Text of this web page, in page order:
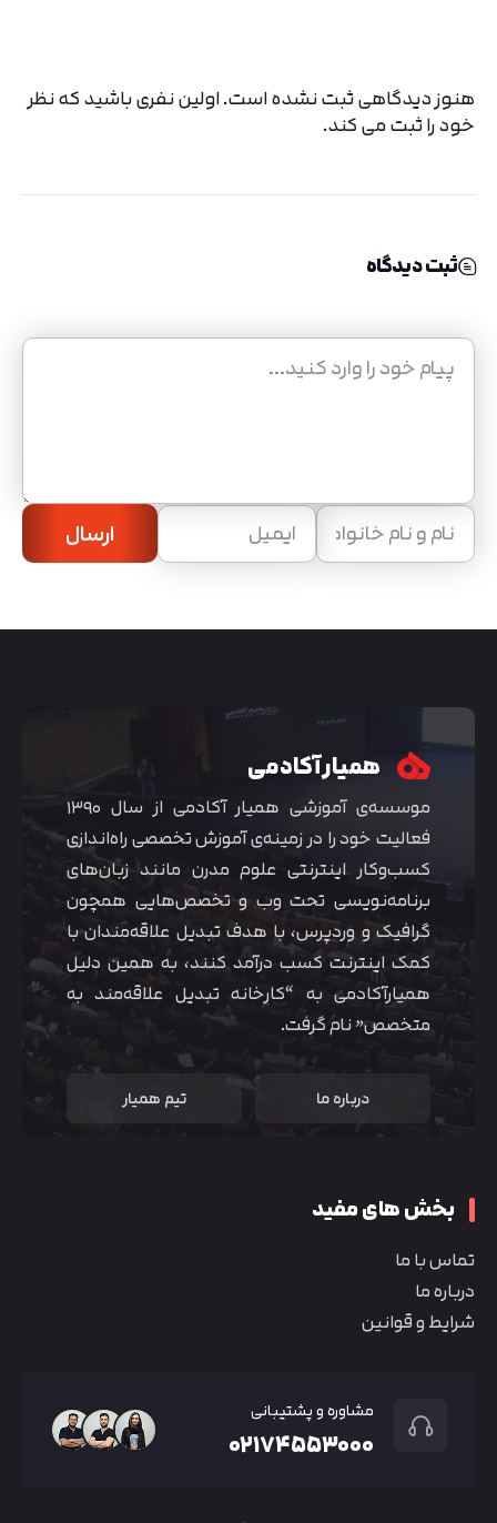
هنوز دیدگاهی ثبت نشده است. اولین نفری باشید که نظر
خود را ثبت می کند.
ثبت دیدگاه
ارسال
همیار آکادمی
موسسه‌ی آموزشی همیار آکادمی از سال ۱۳۹۰
فعالیت خود را در زمینه‌ی آموزش تخصصی راه‌اندازی
کسب‌و‌کار اینترنتی علوم مدرن مانند زبان‌های
برنامه‌نویسی تحت وب و تخصص‌هایی همچون
گرافیک و وردپرس، با هدف تبدیل علاقه‌مندان با
کمک اینترنت کسب درآمد کنند، به همین دلیل
همیارآکادمی به “کارخانه تبدیل علاقه‌مند به
متخصص” نام گرفت.
درباره ما تیم همیار
بخش های مفید
تماس با ما
درباره ما
شرایط و قوانین
مشاوره و پشتیبانی
۰۲۱۷۴۵۵۳۰۰۰